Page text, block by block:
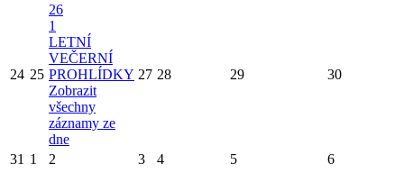
24 25
26
1
LETNÍ
VEČERNÍ
PROHLÍDKY
Zobrazit
všechny
záznamy ze
dne
27 28 29 30
31 1 2 3 4 5 6